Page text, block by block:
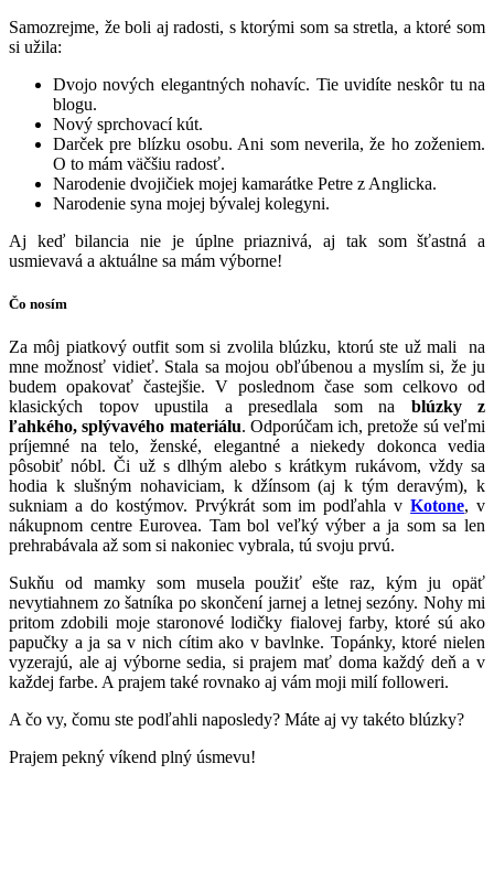
Samozrejme, že boli aj radosti, s ktorými som sa stretla, a ktoré som
si užila:
Dvojo nových elegantných nohavíc. Tie uvidíte neskôr tu na
blogu.
Nový sprchovací kút.
Darček pre blízku osobu. Ani som neverila, že ho zoženiem.
O to mám väčšiu radosť.
Narodenie dvojičiek mojej kamarátke Petre z Anglicka.
Narodenie syna mojej bývalej kolegyni.
Aj keď bilancia nie je úplne priaznivá, aj tak som šťastná a
usmievavá a aktuálne sa mám výborne!
Čo nosím
Za môj piatkový outfit som si zvolila blúzku, ktorú ste už mali na
mne možnosť vidieť. Stala sa mojou obľúbenou a myslím si, že ju
budem opakovať častejšie. V poslednom čase som celkovo od
klasických topov upustila a presedlala som na blúzky z
ľahkého, splývavého materiálu. Odporúčam ich, pretože sú veľmi
príjemné na telo, ženské, elegantné a niekedy dokonca vedia
pôsobiť nóbl. Či už s dlhým alebo s krátkym rukávom, vždy sa
hodia k slušným nohaviciam, k džínsom (aj k tým deravým), k
sukniam a do kostýmov. Prvýkrát som im podľahla vKotone, v
nákupnom centre Eurovea. Tam bol veľký výber a ja som sa len
prehrabávala až som si nakoniec vybrala, tú svoju prvú.
Sukňu od mamky som musela použiť ešte raz, kým ju opäť
nevytiahnem zo šatníka po skončení jarnej a letnej sezóny. Nohy mi
pritom zdobili moje staronové lodičky fialovej farby, ktoré sú ako
papučky a ja sa v nich cítim ako v bavlnke. Topánky, ktoré nielen
vyzerajú, ale aj výborne sedia, si prajem mať doma každý deň a v
každej farbe. A prajem také rovnako aj vám moji milí followeri.
A čo vy, čomu ste podľahli naposledy? Máte aj vy takéto blúzky?
Prajem pekný víkend plný úsmevu!